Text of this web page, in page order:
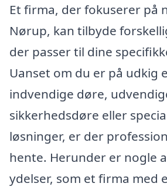
Et firma, der fokuserer på
Nørup, kan tilbyde
der passer til dine
Uanset om du er på udkig
indvendige døre,
sikkerhedsdøre eller
løsninger, er der
hente. Herunder er nogle
ydelser, som et firma med